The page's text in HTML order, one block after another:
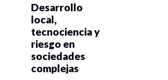
Desarrollo
local,
tecnociencia y
riesgo en
sociedades
complejas